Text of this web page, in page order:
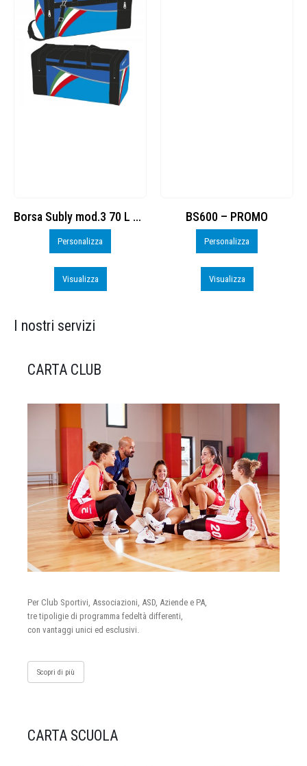
Borsa Subly mod.3 70 L cod. 8374965
Personalizza
Visualizza
BS600 – PROMO
Personalizza
Visualizza
I nostri servizi
CARTA CLUB
Per Club Sportivi, Associazioni, ASD, Aziende e PA,
tre tipoligie di programma fedeltà differenti,
con vantaggi unici ed esclusivi.
Scopri di più
CARTA SCUOLA